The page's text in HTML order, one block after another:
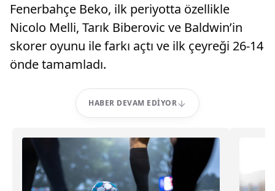
Fenerbahçe Beko, ilk periyotta özellikle
Nicolo Melli, Tarık Biberovic ve Baldwin’in
skorer oyunu ile farkı açtı ve ilk çeyreği 26-14
önde tamamladı.
HABER DEVAM EDIYOR